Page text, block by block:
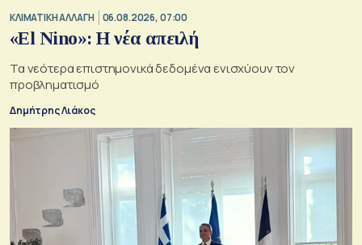
ΚΛΙΜΑΤΙΚΗ ΑΛΛΑΓΗ 06.08.2026, 07:00
«El Nino»: Η νέα απειλή
Τα νεότερα επιστημονικά δεδομένα ενισχύουν τον
προβληματισμό
Δημήτρης Λιάκος